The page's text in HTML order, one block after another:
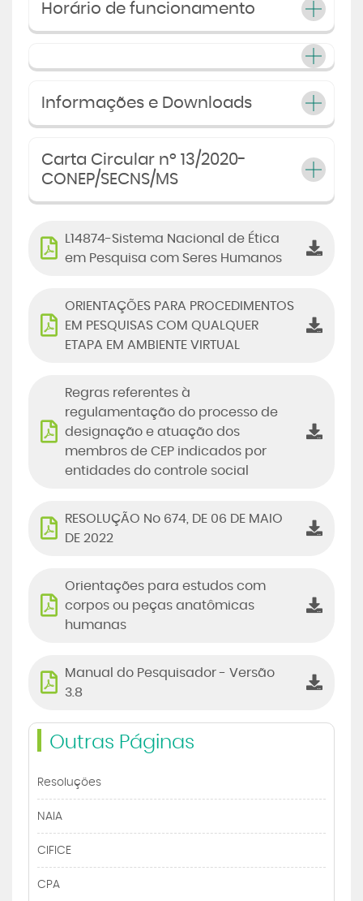
Horário de funcionamento
Informações e Downloads
Carta Circular nº 13/2020-
CONEP/SECNS/MS
L14874-Sistema Nacional de Ética
em Pesquisa com Seres Humanos
ORIENTAÇÕES PARA PROCEDIMENTOS
EM PESQUISAS COM QUALQUER
ETAPA EM AMBIENTE VIRTUAL
Regras referentes à
regulamentação do processo de
designação e atuação dos
membros de CEP indicados por
entidades do controle social
RESOLUÇÃO No 674, DE 06 DE MAIO
DE 2022
Orientações para estudos com
corpos ou peças anatômicas
humanas
Manual do Pesquisador - Versão
3.8
Outras Páginas
Resoluções
NAIA
CIFICE
CPA